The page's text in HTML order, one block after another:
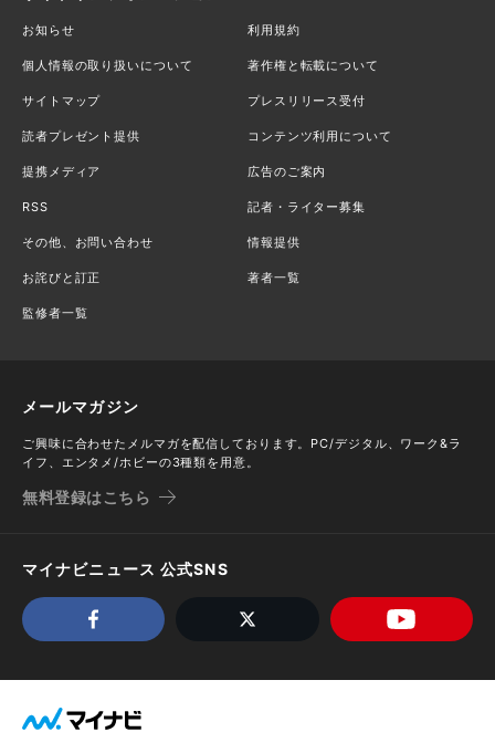
お知らせ 利用規約
個人情報の取り扱いについて 著作権と転載について
サイトマップ プレスリリース受付
読者プレゼント提供 コンテンツ利用について
提携メディア 広告のご案内
RSS 記者・ライター募集
その他、お問い合わせ 情報提供
お詫びと訂正 著者一覧
監修者一覧
メールマガジン
ご興味に合わせたメルマガを配信しております。PC/デジタル、ワーク&ラ
イフ、エンタメ/ホビーの3種類を用意。
無料登録はこちら
マイナビニュース 公式SNS